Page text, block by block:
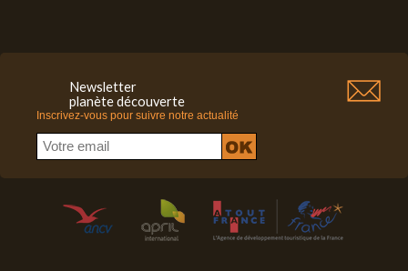
Newsletter
planète découverte
Inscrivez-vous pour suivre notre actualité